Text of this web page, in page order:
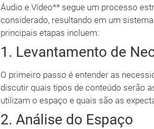
Áudio e Vídeo** segue um processo
considerado, resultando em um
principais etapas incluem:
1. Levantamento de
O primeiro passo é entender as
discutir quais tipos de conteúdo serão
utilizam o espaço e quais são as
2. Análise do Espaço